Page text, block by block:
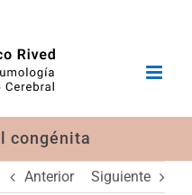
congénita
Anterior Siguiente